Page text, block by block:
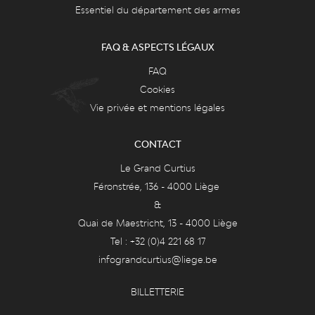
Essentiel du département des armes
FAQ & ASPECTS LÉGAUX
FAQ
Cookies
Vie privée et mentions légales
CONTACT
Le Grand Curtius
Féronstrée, 136 - 4000 Liège
&
Quai de Maestricht, 13 - 4000 Liège
Tel : +32 (0)4 221 68 17
infograndcurtius@liege.be
BILLETTERIE